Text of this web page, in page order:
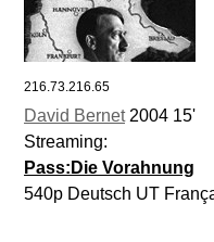
David Bernet2004 15'
Streaming:
Pass:Die Vorahnung
540p Deutsch UT
216.73.216.65